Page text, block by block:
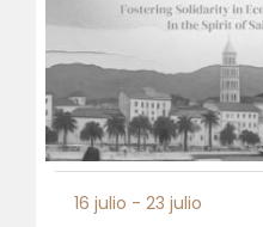
16 julio - 23 julio